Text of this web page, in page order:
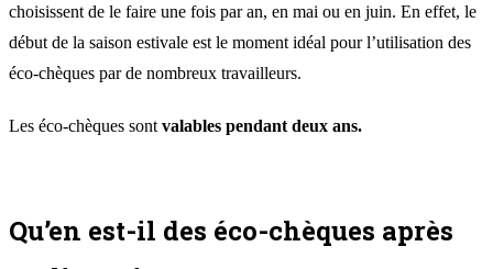
choisissent de le faire une fois par an, en mai ou en juin. En effet, le
début de la saison estivale est le moment idéal pour l’utilisation des
éco-chèques par de nombreux travailleurs.
Les éco-chèques sont valables pendant deux ans.
Qu’en est-il des éco-chèques après